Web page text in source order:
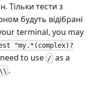
Тільки тести з
будуть відібрані
terminal, you may
"my.*(complex)?
to use / as a
\\ .